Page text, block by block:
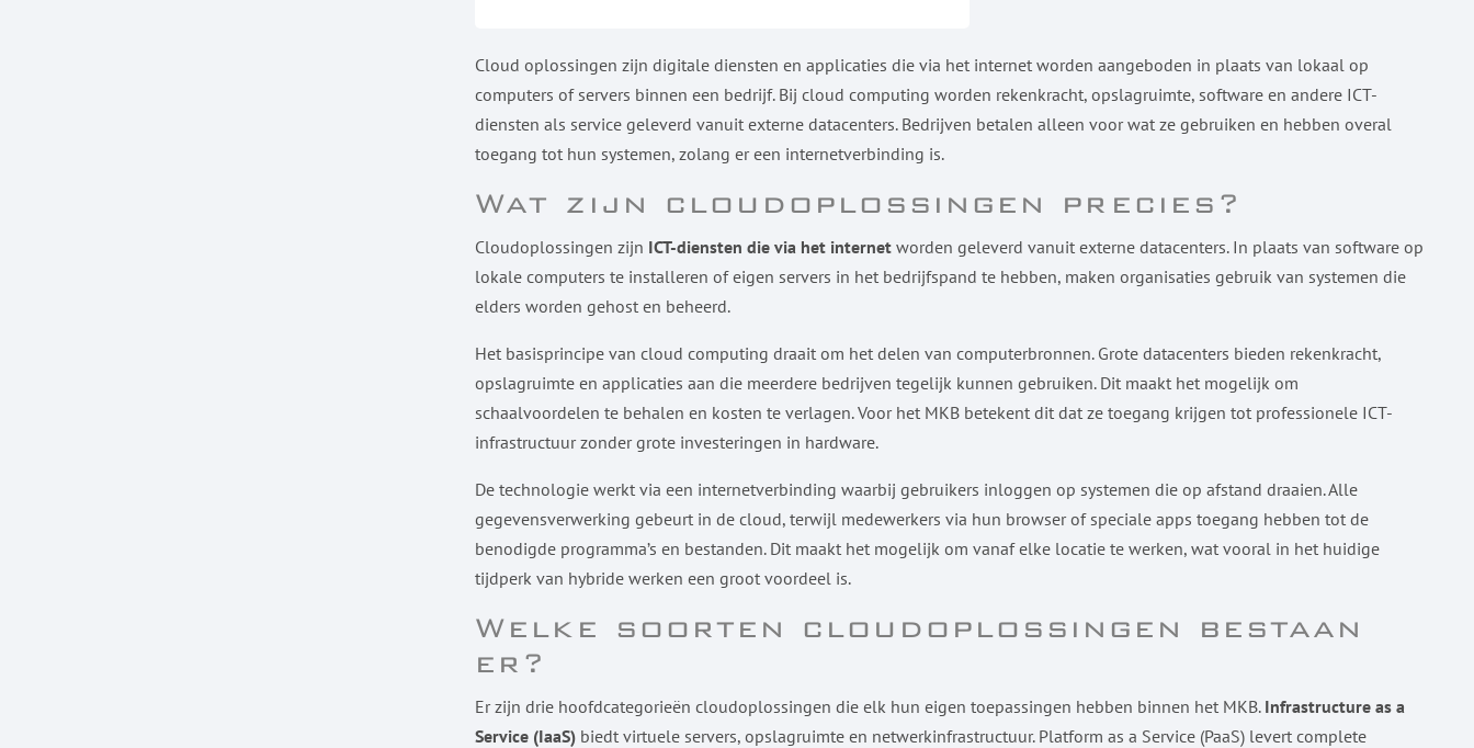
Cloud oplossingen zijn digitale diensten en applicaties die via het internet worden aangeboden in plaats van lokaal op
computers of servers binnen een bedrijf. Bij cloud computing worden rekenkracht, opslagruimte, software en andere ICT-
diensten als service geleverd vanuit externe datacenters. Bedrijven betalen alleen voor wat ze gebruiken en hebben overal
toegang tot hun systemen, zolang er een internetverbinding is.
Wat zijn cloudoplossingen precies?
Cloudoplossingen zijn ICT-diensten die via het internet worden geleverd vanuit externe datacenters. In plaats van software op
lokale computers te installeren of eigen servers in het bedrijfspand te hebben, maken organisaties gebruik van systemen die
elders worden gehost en beheerd.
Het basisprincipe van cloud computing draait om het delen van computerbronnen. Grote datacenters bieden rekenkracht,
opslagruimte en applicaties aan die meerdere bedrijven tegelijk kunnen gebruiken. Dit maakt het mogelijk om
schaalvoordelen te behalen en kosten te verlagen. Voor het MKB betekent dit dat ze toegang krijgen tot professionele ICT-
infrastructuur zonder grote investeringen in hardware.
De technologie werkt via een internetverbinding waarbij gebruikers inloggen op systemen die op afstand draaien. Alle
gegevensverwerking gebeurt in de cloud, terwijl medewerkers via hun browser of speciale apps toegang hebben tot de
benodigde programma’s en bestanden. Dit maakt het mogelijk om vanaf elke locatie te werken, wat vooral in het huidige
tijdperk van hybride werken een groot voordeel is.
Welke soorten cloudoplossingen bestaan
er?
Er zijn drie hoofdcategorieën cloudoplossingen die elk hun eigen toepassingen hebben binnen het MKB. Infrastructure as a
Service (IaaS) biedt virtuele servers, opslagruimte en netwerkinfrastructuur. Platform as a Service (PaaS) levert complete